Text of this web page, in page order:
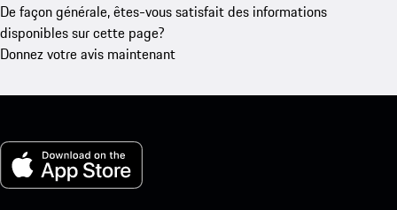
De façon générale, êtes-vous satisfait des informations
disponibles sur cette page?
Donnez votre avis maintenant